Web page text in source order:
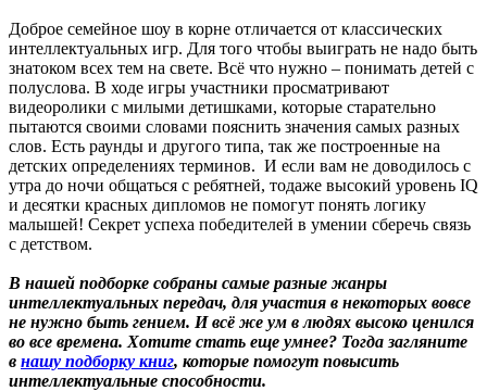
Доброе семейное шоу в корне отличается от классических
интеллектуальных игр. Для того чтобы выиграть не надо быть
знатоком всех тем на свете. Всё что нужно – понимать детей с
полуслова. В ходе игры участники просматривают
видеоролики с милыми детишками, которые старательно
пытаются своими словами пояснить значения самых разных
слов. Есть раунды и другого типа, так же построенные на
детских определениях терминов. И если вам не доводилось с
утра до ночи общаться с ребятней, тодаже высокий уровень IQ
и десятки красных дипломов не помогут понять логику
малышей! Секрет успеха победителей в умении сберечь связь
с детством.
В нашей подборке собраны самые разные жанры
интеллектуальных передач, для участия в некоторых вовсе
не нужно быть гением. И всё же ум в людях высоко ценился
во все времена. Хотите стать еще умнее? Тогда загляните
в нашу подборку книг, которые помогут повысить
интеллектуальные способности.